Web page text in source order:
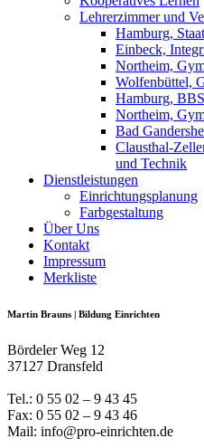
Lehrerzimmer und
Hamburg,
Einbeck,
Northeim,
Wolfenbüttel,
Hamburg,
Northeim,
Bad
Clausthal-
und Technik
Dienstleistungen
Einrichtungsplanung
Farbgestaltung
Über Uns
Kontakt
Impressum
Merkliste
Martin Brauns | Bildung Einrichten
Bördeler Weg 12
37127 Dransfeld
Tel.: 0 55 02 – 9 43 45
Fax: 0 55 02 – 9 43 46
Mail: info@pro-einrichten.de